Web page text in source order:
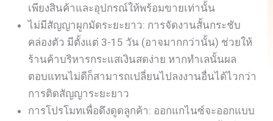
เพียงสินค้าและอุปกรณ์ให้พร้อมขายเท่านั้น
ไม่มีสัญญาผูกมัดระยะยาว: การจัดงานสั้นกระชับ
คล่องตัว มีตั้งแต่ 3-15 วัน (อาจมากกว่านั้น) ช่วยให้
ร้านค้าบริหารกระแสเงินสดง่าย หากทำเลนั้นผล
ตอบแทนไม่ดีก็สามารถเปลี่ยนไปลงงานอื่นได้ไวกว่า
การติดสัญญาระยะยาว
การโปรโมทเพื่อดึงดูดลูกค้า: ออกแกไนซ์จะออกแบบ